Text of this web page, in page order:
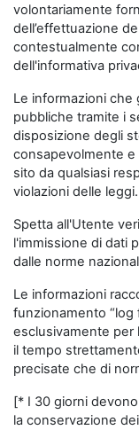
volontariamente
dell’effettuazione
contestualmente
dell'informativa
Le informazioni che
pubbliche tramite i
disposizione degli
consapevolmente
sito da qualsiasi
violazioni delle leggi.
Spetta all'Utente
l'immissione di dati
dalle norme
Le informazioni
funzionamento “log
esclusivamente per
il tempo
precisate che di
[* I 30 giorni
la conservazione